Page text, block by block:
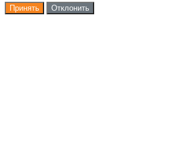
Принять Отклонить